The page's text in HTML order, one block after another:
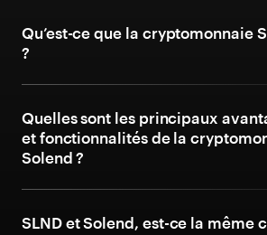
Qu’est-ce que la cryptomonnaie
?
Quelles sont les principaux
et fonctionnalités de la
Solend ?
SLND et Solend, est-ce la même